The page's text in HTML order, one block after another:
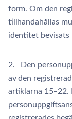
form. Om den
tillhandahållas
identitet bevisats
2. Den
av den
artiklarna 15–22.